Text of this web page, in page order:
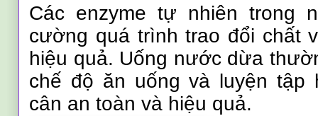
Các enzyme tự nhiên trong
cường quá trình trao đổi chất
hiệu quả. Uống nước dừa
chế độ ăn uống và luyện tập
cân an toàn và hiệu quả.